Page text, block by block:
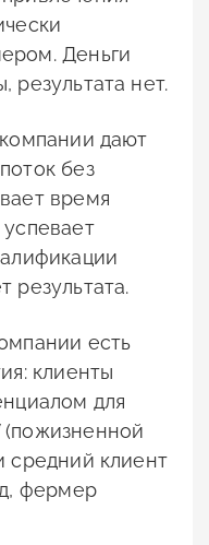
Деньги
результата нет.
дают
без
время
результата.
есть
клиенты
для
средний клиент
фермер